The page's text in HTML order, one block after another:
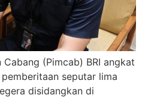
(Pimcab) BRI angkat
seputar lima
disidangkan di